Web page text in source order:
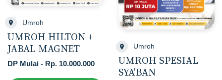
Umroh
UMROH HILTON +
JABAL MAGNET
DP Mulai - Rp. 10.000.000
Umroh
UMROH SPESIAL
SYA'BAN